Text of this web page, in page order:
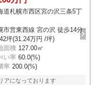
道札幌市西区宮の沢三条5丁
市営東西線 宮の沢 徒歩14分
坪(31.24万円 /坪)
面積 127.00㎡
い率 60.0(%)
率 200.0(%)
アになっております